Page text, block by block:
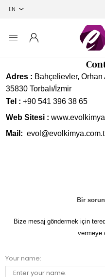
Adres : Bahçelievler,
35830 Torbalı/İzmir
Tel : +90 541 396 38 65
Web Sitesi :
Mail:
Bir
Bize mesaj göndermek için
vermeye
Your name: